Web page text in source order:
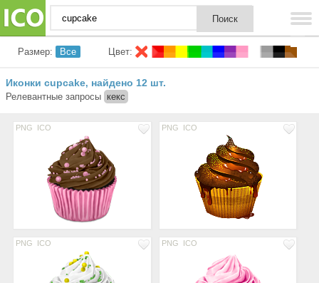
Размер: Все Цвет:
Иконки cupcake, найдено 12 шт.
Релевантные запросы кекс
PNG ICO PNG ICO
PNG ICO PNG ICO